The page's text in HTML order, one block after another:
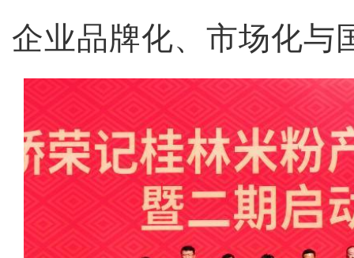
企业品牌化、市场化与